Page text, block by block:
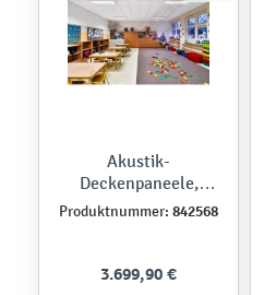
Akustik-
Deckenpaneele,
Ecophon Gedina A -
Produktnummer: 842568
3.699,90 €